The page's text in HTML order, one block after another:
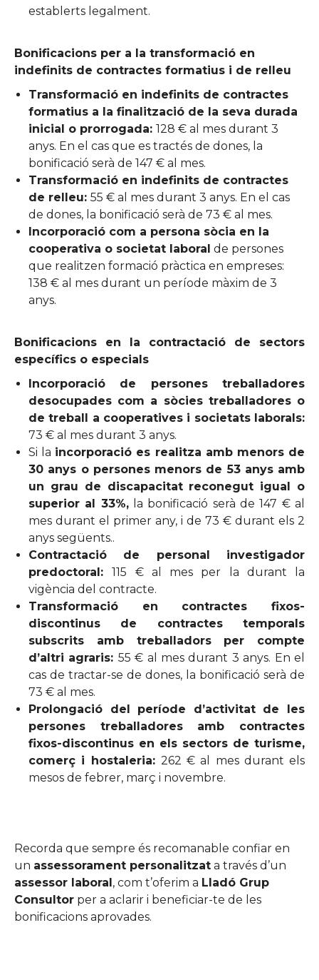
establerts legalment.
Bonificacions per a la transformació en
indefinits de contractes formatius i de relleu
Transformació en indefinits de contractes
formatius a la finalització de la seva durada
inicial o prorrogada: 128 € al mes durant 3
anys. En el cas que es tractés de dones, la
bonificació serà de 147 € al mes.
Transformació en indefinits de contractes
de relleu: 55 € al mes durant 3 anys. En el cas
de dones, la bonificació serà de 73 € al mes.
Incorporació com a persona sòcia en la
cooperativa o societat laboral de persones
que realitzen formació pràctica en empreses:
138 € al mes durant un període màxim de 3
anys.
Bonificacions en la contractació de sectors
específics o especials
Incorporació de persones treballadores
desocupades com a sòcies treballadores o
de treball a cooperatives i societats laborals:
73 € al mes durant 3 anys.
Si la incorporació es realitza amb menors de
30 anys o persones menors de 53 anys amb
un grau de discapacitat reconegut igual o
superior al 33%,la bonificació serà de 147 € al
mes durant el primer any, i de 73 € durant els 2
anys següents..
Contractació de personal investigador
predoctoral:115 € al mes per la durant la
vigència del contracte.
Transformació en contractes fixos-
discontinus de contractes temporals
subscrits amb treballadors per compte
d’altri agraris: 55 € al mes durant 3 anys. En el
cas de tractar-se de dones, la bonificació serà de
73 € al mes.
Prolongació del període d’activitat de les
persones treballadores amb contractes
fixos-discontinus en els sectors de turisme,
comerç i hostaleria: 262 € al mes durant els
mesos de febrer, març i novembre.
Recorda que sempre és recomanable confiar en
un assessorament personalitzat a través d’un
assessor laboral, com t’oferim a Lladó Grup
Consultor per a aclarir i beneficiar-te de les
bonificacions aprovades.